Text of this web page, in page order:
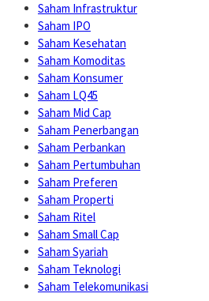
Saham Infrastruktur
Saham IPO
Saham Kesehatan
Saham Komoditas
Saham Konsumer
Saham LQ45
Saham Mid Cap
Saham Penerbangan
Saham Perbankan
Saham Pertumbuhan
Saham Preferen
Saham Properti
Saham Ritel
Saham Small Cap
Saham Syariah
Saham Teknologi
Saham Telekomunikasi